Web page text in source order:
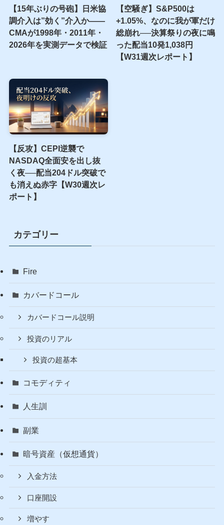
【15年ぶりの号砲】日米協
調介入は”効く”介入か——
CMAが1998年・2011年・
2026年を実測データで検証
【空騒ぎ】S&P500は
+1.05%、なのに我が軍だけ
総崩れ──決算祭りの夜に鳴
った配当10発1,038円
【W31週次レポート】
【反攻】CEPI逆襲で
NASDAQ全面安を出し抜
く夜──配当204ドル突破で
も消えぬ赤字【W30週次レ
ポート】
カテゴリー
Fire
カバードコール
カバードコール説明
投資のリアル
投資の超基本
コモディティ
人生訓
副業
暗号資産（仮想通貨）
入金方法
口座開設
増やす